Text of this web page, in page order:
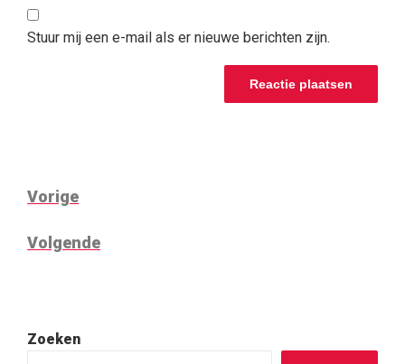
Stuur mij een e-mail als er nieuwe berichten zijn.
BERICHT
NAVIGATIE
Vorig
Vorige
Volgend
Volgende
Zoeken